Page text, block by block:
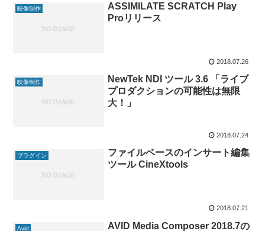
映像制作
ASSIMILATE SCRATCH Play
Proリリース
2018.07.26
映像制作
NewTek NDI ツール 3.6 「ライブ
プロダクションの可能性は無限
大！」
2018.07.24
プラグイン
ファイルベースのインサート編集
ツール CineXtools
2018.07.21
Avid AVID Media Composer 2018.7の